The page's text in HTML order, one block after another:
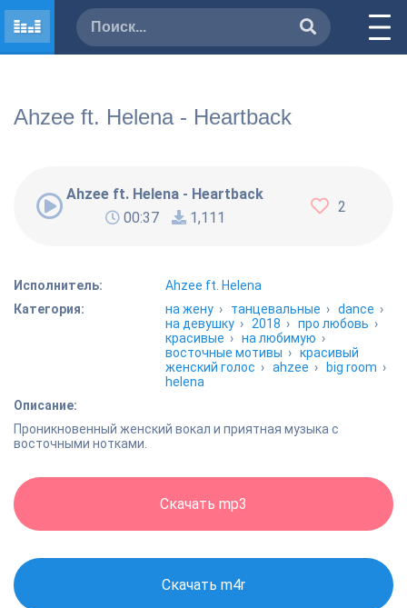
Ahzee ft. Helena - Heartback
Ahzee ft. Helena - Heartback
00:37
1,111
2
Исполнитель:
Ahzee ft. Helena
Категория:
на жену › танцевальные ›dance ›
на девушку › 2018 ›про любовь ›
красивые ›на любимую ›
восточные мотивы ›красивый
женский голос ›ahzee › big room ›
helena
Описание:
Проникновенный женский вокал и приятная музыка с
восточными нотками.
Скачать mp3
Скачать m4r